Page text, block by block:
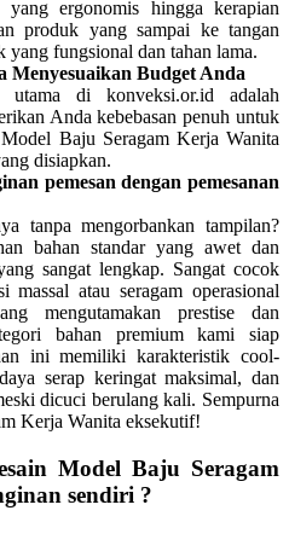
ergonomis hingga kerapian
produk yang sampai ke tangan
yang fungsional dan tahan lama.
Menyesuaikan Budget Anda
utama di konveksi.or.id adalah
Anda kebebasan penuh untuk
Baju Seragam Kerja Wanita
disiapkan.
pemesan dengan pemesanan
tanpa mengorbankan tampilan?
bahan standar yang awet dan
sangat lengkap. Sangat cocok
massal atau seragam operasional
mengutamakan prestise dan
bahan premium kami siap
ini memiliki karakteristik cool-
serap keringat maksimal, dan
dicuci berulang kali. Sempurna
Kerja Wanita eksekutif!
Model Baju Seragam
sendiri ?